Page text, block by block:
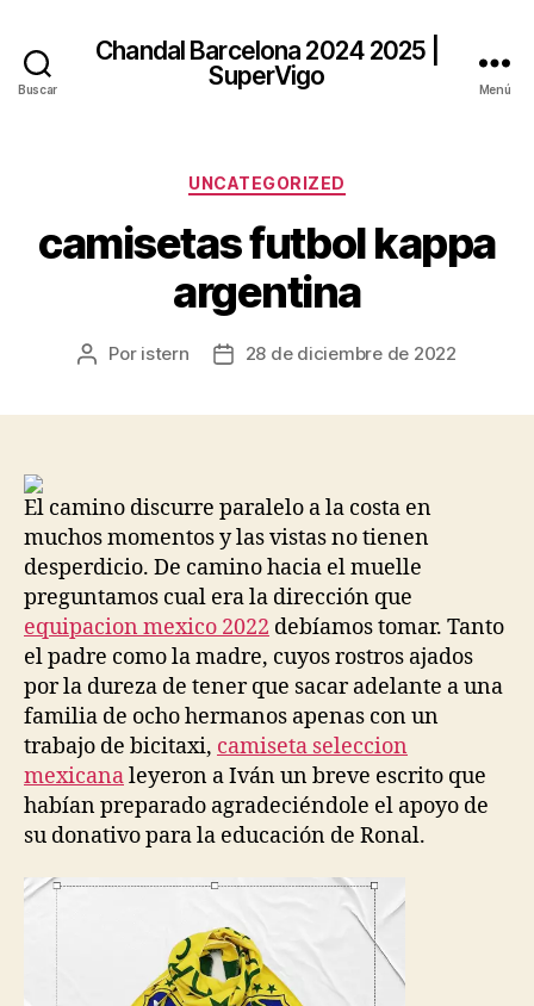
Buscar
Chandal Barcelona 2024 2025 |
SuperVigo
Menú
Categorías
UNCATEGORIZED
camisetas futbol kappa
argentina
Autor
Por istern
Fecha28 de diciembre de 2022
El camino discurre paralelo a la costa en
muchos momentos y las vistas no tienen
desperdicio. De camino hacia el muelle
preguntamos cual era la dirección que
equipacion mexico 2022 debíamos tomar. Tanto
el padre como la madre, cuyos rostros ajados
por la dureza de tener que sacar adelante a una
familia de ocho hermanos apenas con un
trabajo de bicitaxi, camiseta seleccion
mexicanaleyeron a Iván un breve escrito que
habían preparado agradeciéndole el apoyo de
su donativo para la educación de Ronal.